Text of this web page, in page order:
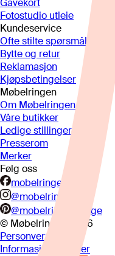
Fotostudio utleie
Kundeservice
Ofte stilte spørsmål
Bytte og retur
Reklamasjon
Kjøpsbetingelser
Møbelringen
Om Møbelringen
Våre butikker
Ledige stillinger
Presserom
Merker
Følg oss
mobelringen.no
@mobelringen
@mobelringennorge
© Møbelringen
2026
Personvern
Informasjonskapsler